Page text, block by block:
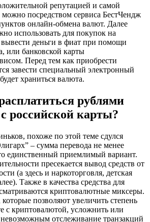
репутацией и самой
посредством сервиса БестЧендж
онлайн-обмена валют. Далее
использовать для покупок на
вывести деньги в фиат при помощи
или банковской карты
Перед тем как приобрести
завести специальный электронный
храниться валюта.
рублями
российской карты?
похоже по этой теме сдулся
– сумма перевода не менее
единственный приемлимый вариант.
пресекается вывод средств от
(а здесь и наркоторговля, детская
Также в качества средства для
криптовалютные миксеры.
позволяют увеличить степень
с криптовалютой, усложнить или
невозможным отслеживание транзакций